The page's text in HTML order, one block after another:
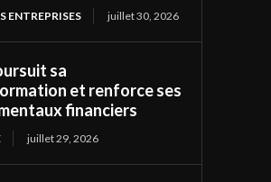
ENTREPRISES juillet 30, 2026
sa
et renforce ses
financiers
juillet 29, 2026